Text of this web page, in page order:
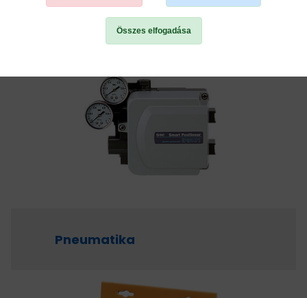
Összes elfogadása
KÉZISZERSZÁMOK
Pneumatika